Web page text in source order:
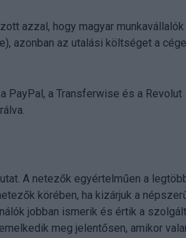
azzal, hogy magyar
azonban az utalási költséget a
PayPal, a Transferwise és a Revolut
A netezők egyértelműen a
körében, ha kizárjuk a
jobban ismerik és értik a
meg jelentősen, amikor